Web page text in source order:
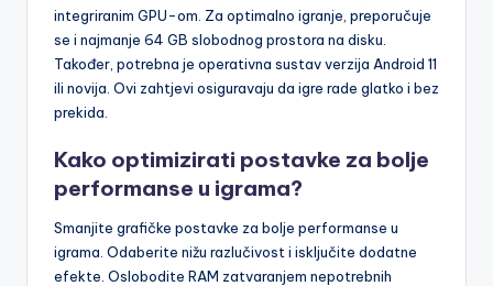
integriranim GPU-om. Za optimalno igranje, preporučuje
se i najmanje 64 GB slobodnog prostora na disku.
Također, potrebna je operativna sustav verzija Android 11
ili novija. Ovi zahtjevi osiguravaju da igre rade glatko i bez
prekida.
Kako optimizirati postavke za bolje
performanse u igrama?
Smanjite grafičke postavke za bolje performanse u
igrama. Odaberite nižu razlučivost i isključite dodatne
efekte. Oslobodite RAM zatvaranjem nepotrebnih